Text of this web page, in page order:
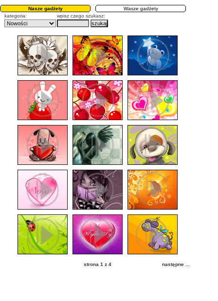
Nasze gadżety
Wasze gadżety
kategoria:
wpisz czego szukasz:
strona 1 z 4 następne ...